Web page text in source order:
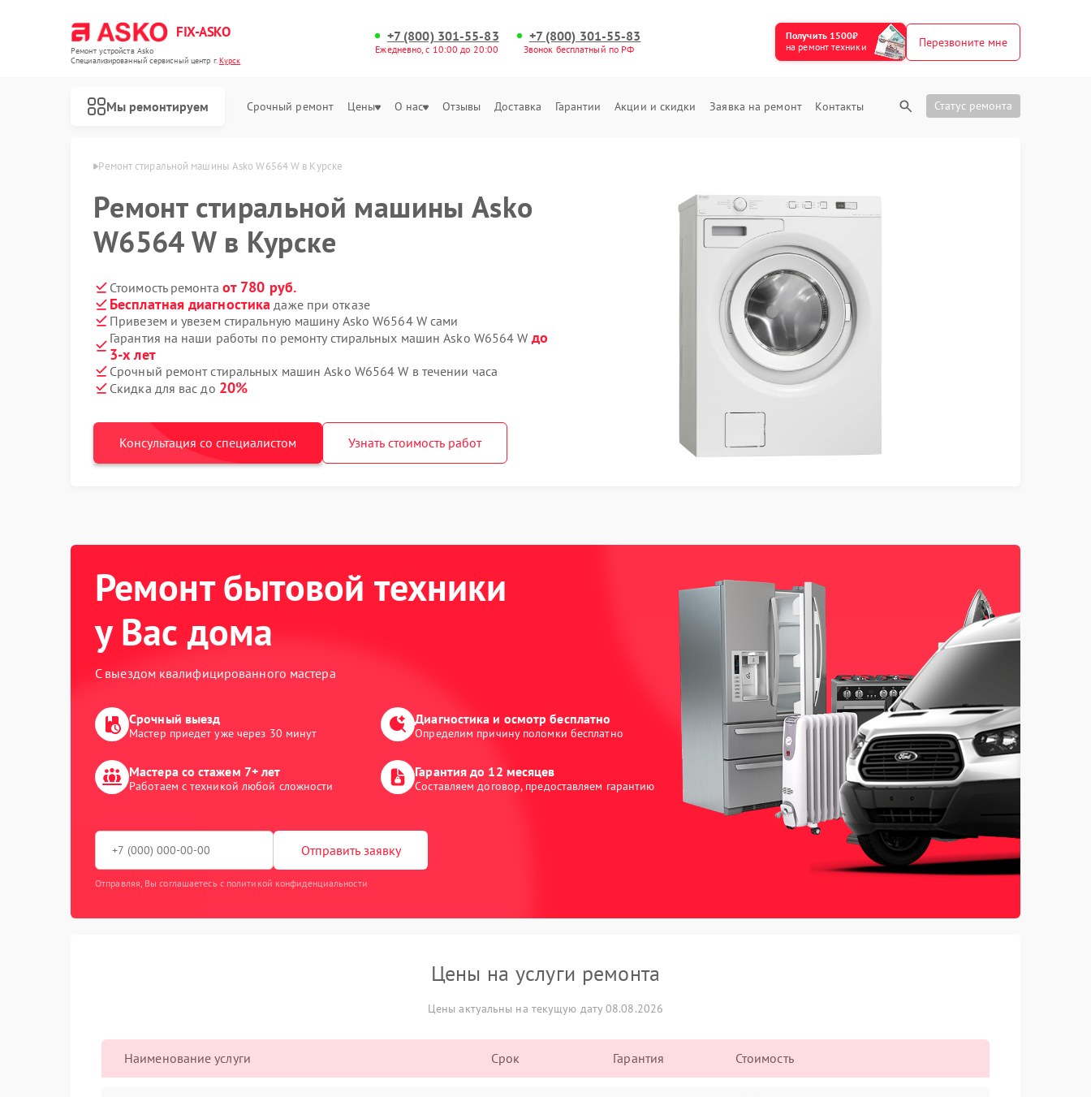
FIX-ASKO
Ремонт устройств Asko
Специализированный cервисный центр г.Курск
+7 (800) 301-55-83
Ежедневно, с 10:00 до 20:00
+7 (800) 301-55-83
Звонок бесплатный по РФ
Получить 1500₽
на ремонт техники
Перезвоните мне
Мы ремонтируем Срочный ремонт Цены О нас Отзывы Доставка Гарантии Акции и скидки Заявка на ремонт Контакты Статус ремонта
Asko в Курске Ремонт стиральной машины Asko W6564 W в Курске
Ремонт стиральной машины Asko
W6564 W в Курске
Стоимость ремонта от 780 руб.
Бесплатная диагностика даже при отказе
Привезем и увезем стиральную машину Asko W6564 W сами
Гарантия на наши работы по ремонту стиральных машин Asko W6564 W до
3-х лет
Срочный ремонт стиральных машин Asko W6564 W в течении часа
Скидка для вас до 20%
Консультация со специалистом Узнать стоимость работ
Ремонт бытовой техники
у Вас дома
С выездом квалифицированного мастера
Срочный выезд
Мастер приедет уже через 30 минут
Диагностика и осмотр бесплатно
Определим причину поломки бесплатно
Мастера со стажем 7+ лет
Работаем с техникой любой сложности
Гарантия до 12 месяцев
Составляем договор, предоставляем гарантию
Отправить заявку
Отправляя, Вы соглашаетесь с политикой конфиденциальности
Цены на услуги ремонта
Цены актуальны на текущую дату 08.08.2026
Наименование услуги Срок Гарантия Стоимость